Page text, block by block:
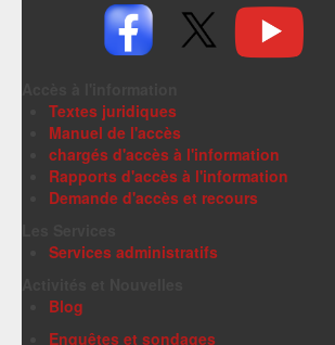
Textes juridiques
Manuel de l'accès
chargés d'accès à l'information
Rapports d'accès à l'information
Demande d'accès et recours
Services administratifs
Blog
Enquêtes et sondages